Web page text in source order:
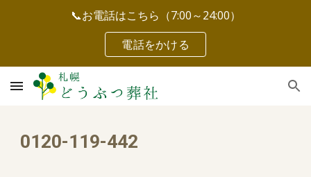
Skip to main content Skip to navigation
📞お電話はこちら（7:00～24:00）
電話をかける
0120-119-442